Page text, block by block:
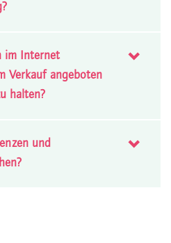
im Internet
Verkauf angeboten
halten?
und